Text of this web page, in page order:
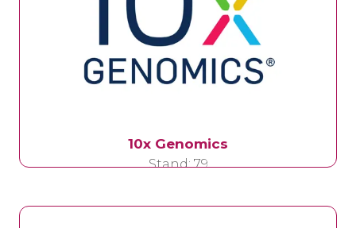
10x Genomics
Stand: 79